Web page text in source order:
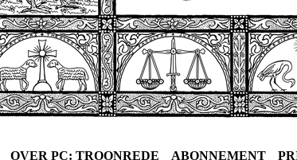
OVER PC: TROONREDE ABONNEMENT